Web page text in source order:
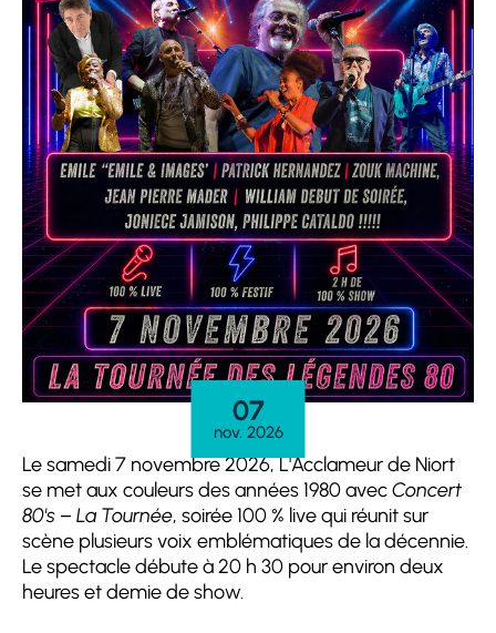
07
nov. 2026
Le samedi 7 novembre 2026, L'Acclameur de Niort
se met aux couleurs des années 1980 avecConcert
80's – La Tournée, soirée 100 % live qui réunit sur
scène plusieurs voix emblématiques de la décennie.
Le spectacle débute à 20 h 30 pour environ deux
heures et demie de show.